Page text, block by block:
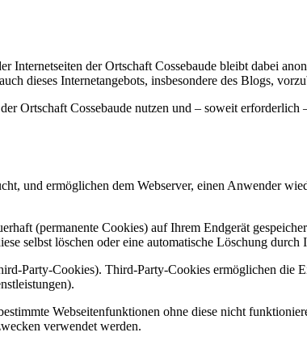
der Ortschaft Cossebaude bleibt dabei
dieses Internetangebots, insbesondere des Blogs,
Ortschaft Cossebaude nutzen und – soweit
und ermöglichen dem Webserver, einen Anwender
(permanente Cookies) auf Ihrem Endgerät
selbst löschen oder eine automatische Löschung
Party-Cookies). Third-Party-Cookies ermöglichen die
Webseitenfunktionen ohne diese nicht
verwendet werden.